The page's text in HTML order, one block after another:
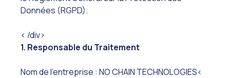
Données (RGPD).
< /div>
1. Responsable du Traitement
Nom de l’entreprise : NO CHAIN TECHNOLOGIES<